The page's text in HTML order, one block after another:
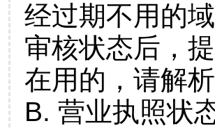
经过期不用的
审核状态后，
在用的，请解
B. 营业执照状